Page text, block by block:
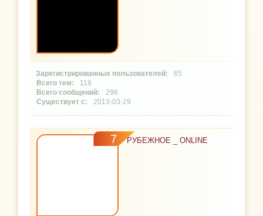
65
118
296
2013-03-29
7 РУБЕЖНОЕ _ ONLINE